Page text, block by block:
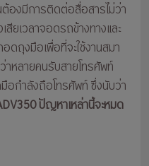
องมีการติดต่อสื่อสารไม่ว่า
สียเวลาจอดรถข้างทางและ
ดถุงมือเพื่อที่จะใช้งานสมา
ว่าหลายคนรับสายโทรศัพท์
กำลังถือโทรศัพท์ ซึ่งนับว่า
ปัญหาเหล่านี้จะหมด